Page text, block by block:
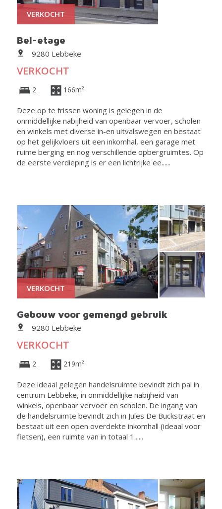
VERKOCHT
Bel-etage
9280 Lebbeke
VERKOCHT
2 166m²
Deze op te frissen woning is gelegen in de
onmiddellijke nabijheid van openbaar vervoer, scholen
en winkels met diverse in-en uitvalswegen en bestaat
op het gelijkvloers uit een inkomhal, een garage met
ruime berging en nog verschillende opbergruimtes. Op
de eerste verdieping is er een lichtrijke ee......
VERKOCHT
Gebouw voor gemengd gebruik
9280 Lebbeke
VERKOCHT
2 219m²
Deze ideaal gelegen handelsruimte bevindt zich pal in
centrum Lebbeke, in onmiddellijke nabijheid van
winkels, openbaar vervoer en scholen. De ingang van
de handelsruimte bevindt zich in Jules De Buckstraat en
bestaat uit een open overdekte inkomhall (ideaal voor
fietsen), een ruimte van in totaal 1......